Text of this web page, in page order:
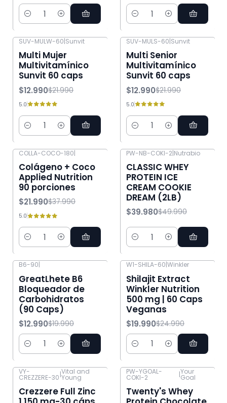
Cantidad Cantidad
SUV-MULW-60|Sunvit
Multi Mujer
Multivitamínico
Sunvit 60 caps
$12.990$21.990
5.0
Cantidad
SUV-MULS-60|Sunvit
Multi Senior
Multivitamínico
Sunvit 60 caps
$12.990$21.990
5.0
Cantidad
COLLA-COCO-180|
Colágeno + Coco
Applied Nutrition
90 porciones
$21.990$37.990
5.0
Cantidad
PW-NB-COKI-2|Nutrabio
CLASSIC WHEY
PROTEIN ICE
CREAM COOKIE
DREAM (2LB)
$39.980$49.990
Cantidad
B6-90|
GreatLhete B6
Bloqueador de
Carbohidratos
(90 Caps)
$12.990$19.990
Cantidad
W1-SHILA-60|Winkler
Shilajit Extract
Winkler Nutrition
500 mg | 60 Caps
Veganas
$19.990$24.990
Cantidad
-27% OFF
VY-
CREZZERE-30|Vital and
Young
Crezzere Full Zinc
-13% OFF
PW-YGOAL-
COKI-2 |Your
Goal
Twenty's Whey